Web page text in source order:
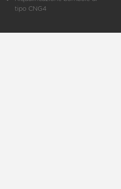
tipo CNG4